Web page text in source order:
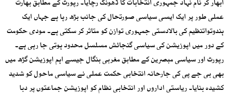
ابھار کر نام نہاد جمہوری انتخابات کا ڈھونگ رچایا۔ رپورٹ کے مطابق بھارت
عملی طور پر ایک ایسی سیاسی صورتحال کی جانب بڑھ رہا ہے جہاں ایک
ہندوتواتنظیم کی بالادستی جمہوری توازن کو متاثر کر سکتی ہے۔ مودی حکومت
کے دور میں اپوزیشن کی سیاسی گنجائش مسلسل محدود ہوتی جا رہی ہے۔
رپورٹ اور سیاسی مبصرین کے مطابق مغربی بنگال جیسے اہم اپوزیشن گڑھ میں
بھی بی جے پی کی جارحانہ انتخابی حکمت عملی نے سیاسی ماحول کو شدید
کشیدہ بنایا۔ ریاستی اداروں اور انتخابی نظام کو اپوزیشن جماعتوں پر دبا